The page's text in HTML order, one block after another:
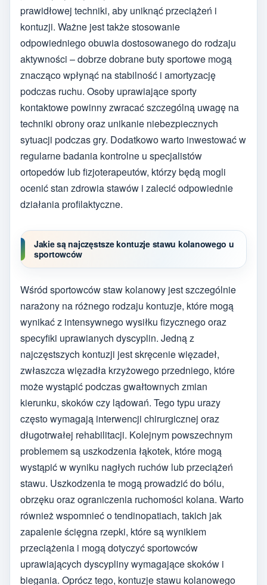
prawidłowej techniki, aby uniknąć przeciążeń i
kontuzji. Ważne jest także stosowanie
odpowiedniego obuwia dostosowanego do rodzaju
aktywności – dobrze dobrane buty sportowe mogą
znacząco wpłynąć na stabilność i amortyzację
podczas ruchu. Osoby uprawiające sporty
kontaktowe powinny zwracać szczególną uwagę na
techniki obrony oraz unikanie niebezpiecznych
sytuacji podczas gry. Dodatkowo warto inwestować w
regularne badania kontrolne u specjalistów
ortopedów lub fizjoterapeutów, którzy będą mogli
ocenić stan zdrowia stawów i zalecić odpowiednie
działania profilaktyczne.
Jakie są najczęstsze kontuzje stawu kolanowego u
sportowców
Wśród sportowców staw kolanowy jest szczególnie
narażony na różnego rodzaju kontuzje, które mogą
wynikać z intensywnego wysiłku fizycznego oraz
specyfiki uprawianych dyscyplin. Jedną z
najczęstszych kontuzji jest skręcenie więzadeł,
zwłaszcza więzadła krzyżowego przedniego, które
może wystąpić podczas gwałtownych zmian
kierunku, skoków czy lądowań. Tego typu urazy
często wymagają interwencji chirurgicznej oraz
długotrwałej rehabilitacji. Kolejnym powszechnym
problemem są uszkodzenia łąkotek, które mogą
wystąpić w wyniku nagłych ruchów lub przeciążeń
stawu. Uszkodzenia te mogą prowadzić do bólu,
obrzęku oraz ograniczenia ruchomości kolana. Warto
również wspomnieć o tendinopatiach, takich jak
zapalenie ścięgna rzepki, które są wynikiem
przeciążenia i mogą dotyczyć sportowców
uprawiających dyscypliny wymagające skoków i
biegania. Oprócz tego, kontuzje stawu kolanowego